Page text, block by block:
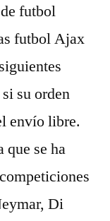
futbol
futbol Ajax
su orden
envío libre.
se ha
Di